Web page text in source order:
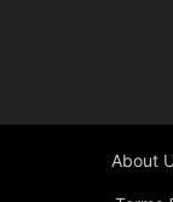
About